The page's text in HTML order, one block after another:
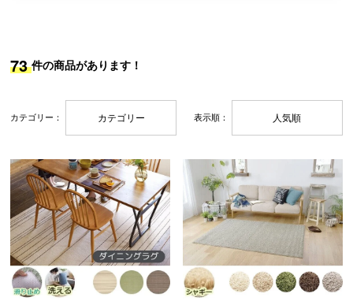
材
73 件の商品があります！
カテゴリー： カテゴリー 表示順： 人気順